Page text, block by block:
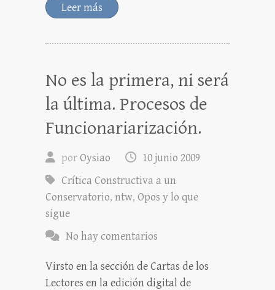
Leer más
No es la primera, ni será
la última. Procesos de
Funcionariarización.
porOysiao
10 junio 2009
Crítica Constructiva a un
Conservatorio, ntw, Opos y lo que
sigue
No hay comentarios
Virsto en la sección de Cartas de los
Lectores en la edición digital de